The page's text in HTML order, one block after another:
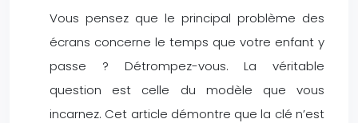
Vous pensez que le principal problème des
écrans concerne le temps que votre enfant y
passe ? Détrompez-vous. La véritable
question est celle du modèle que vous
incarnez. Cet article démontre que la clé n’est